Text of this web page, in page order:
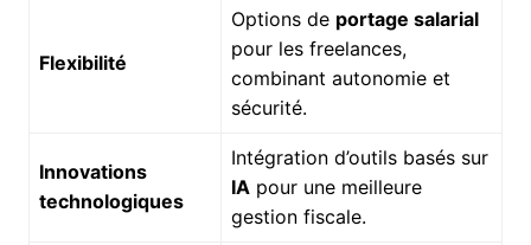
Flexibilité
Options de portage salarial
pour les freelances,
combinant autonomie et
sécurité.
Innovations
technologiques
Intégration d’outils basés sur
IA pour une meilleure
gestion fiscale.